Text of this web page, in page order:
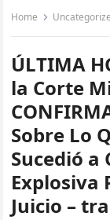
Home
ÚLTIMA
la Corte
Sobre Lo
Sucedió a
Explosiva
Juicio –